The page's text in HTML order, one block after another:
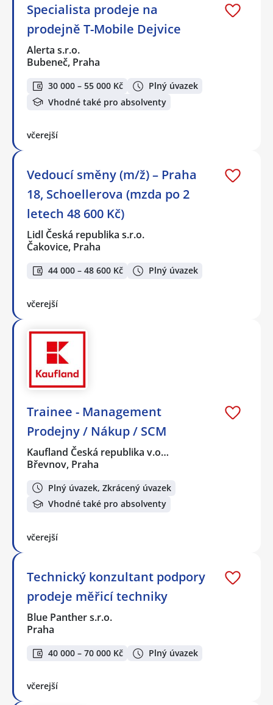
Specialista prodeje na
prodejně T-Mobile Dejvice
Alerta s.r.o.
Bubeneč, Praha
30 000 – 55 000 Kč
Plný úvazek
Vhodné také pro absolventy
včerejší
Vedoucí směny (m/ž) – Praha
18, Schoellerova (mzda po 2
letech 48 600 Kč)
Lidl Česká republika s.r.o.
Čakovice, Praha
44 000 – 48 600 Kč Plný úvazek
včerejší
Trainee - Management
Prodejny / Nákup / SCM
Kaufland Česká republika v.o…
Břevnov, Praha
Plný úvazek, Zkrácený úvazek
Vhodné také pro absolventy
včerejší
Technický konzultant podpory
prodeje měřicí techniky
Blue Panther s.r.o.
Praha
40 000 – 70 000 Kč Plný úvazek
včerejší